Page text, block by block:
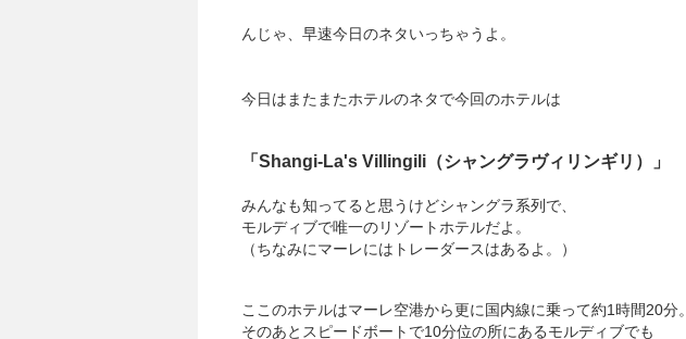
んじゃ、早速今日のネタいっちゃうよ。
今日はまたまたホテルのネタで今回のホテルは
「Shangi-La's Villingili（シャングラヴィリンギリ）」
みんなも知ってると思うけどシャングラ系列で、
モルディブで唯一のリゾートホテルだよ。
（ちなみにマーレにはトレーダースはあるよ。）
ここのホテルはマーレ空港から更に国内線に乗って約1時間20分。
そのあとスピードボートで10分位の所にあるモルディブでも